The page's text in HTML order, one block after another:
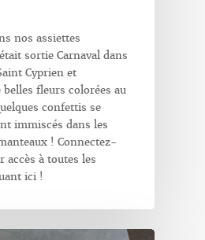
nos assiettes
sortie Carnaval dans
Cyprien et
fleurs colorées au
confettis se
immiscés dans les
! Connectez-
accès à toutes les
ici !